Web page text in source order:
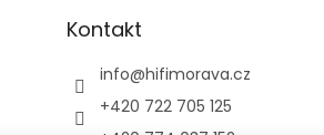
Kontakt
info@hifimorava.cz
+420 722 705 125